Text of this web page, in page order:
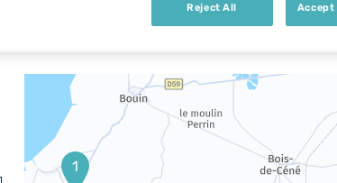
2 Top Carrosserie à Challans
1
Reject All Accept